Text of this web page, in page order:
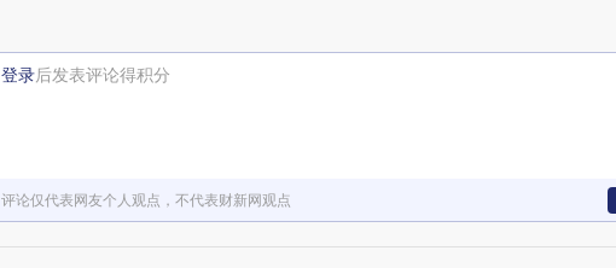
登录后发表评论得积分
评论仅代表网友个人观点，不代表财新网观点